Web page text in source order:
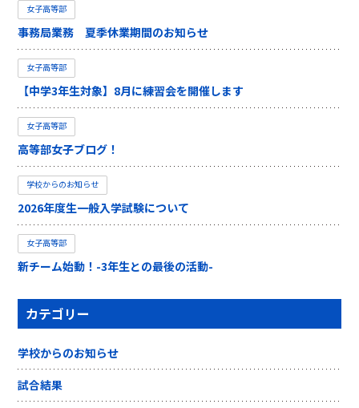
女子高等部
事務局業務 夏季休業期間のお知らせ
女子高等部
【中学3年生対象】8月に練習会を開催します
女子高等部
高等部女子ブログ！
学校からのお知らせ
2026年度生一般入学試験について
女子高等部
新チーム始動！-3年生との最後の活動-
カテゴリー
学校からのお知らせ
試合結果